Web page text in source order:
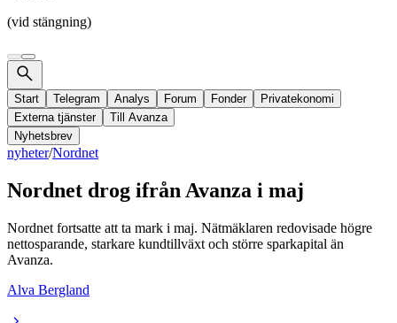
(vid stängning)
Start Telegram Analys Forum Fonder
Privatekonomi
Externa tjänster
Till Avanza
Nyhetsbrev
nyheter/Nordnet
Nordnet drog ifrån Avanza i maj
Nordnet fortsatte att ta mark i maj. Nätmäklaren redovisade högre
nettosparande, starkare kundtillväxt och större sparkapital än
Avanza.
Alva Bergland